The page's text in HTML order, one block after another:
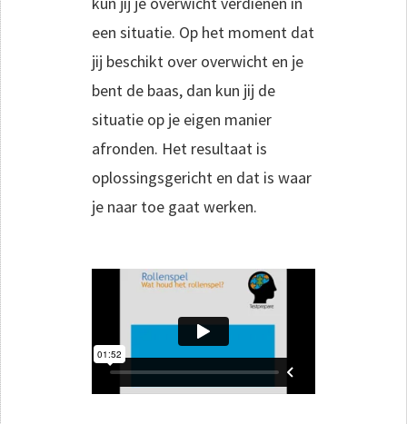
een situatie. Op het moment dat
jij beschikt over overwicht en je
bent de baas, dan kun jij de
situatie op je eigen manier
afronden. Het resultaat is
oplossingsgericht en dat is waar
je naar toe gaat werken.